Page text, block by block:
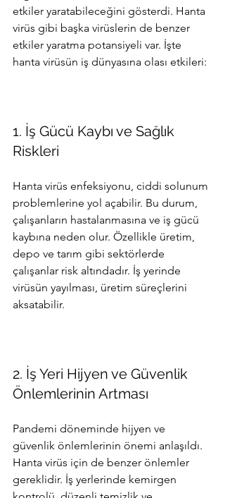
etkiler yaratabileceğini gösterdi. Hanta
virüs gibi başka virüslerin de benzer
etkiler yaratma potansiyeli var. İşte
hanta virüsün iş dünyasına olası etkileri:
1. İş Gücü Kaybı ve Sağlık
Riskleri
Hanta virüs enfeksiyonu, ciddi solunum
problemlerine yol açabilir. Bu durum,
çalışanların hastalanmasına ve iş gücü
kaybına neden olur. Özellikle üretim,
depo ve tarım gibi sektörlerde
çalışanlar risk altındadır. İş yerinde
virüsün yayılması, üretim süreçlerini
aksatabilir.
2. İş Yeri Hijyen ve Güvenlik
Önlemlerinin Artması
Pandemi döneminde hijyen ve
güvenlik önlemlerinin önemi anlaşıldı.
Hanta virüs için de benzer önlemler
gereklidir. İş yerlerinde kemirgen